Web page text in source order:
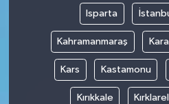
Isparta
Kahramanmaraş
Kars Kastamonu
Kırıkkale